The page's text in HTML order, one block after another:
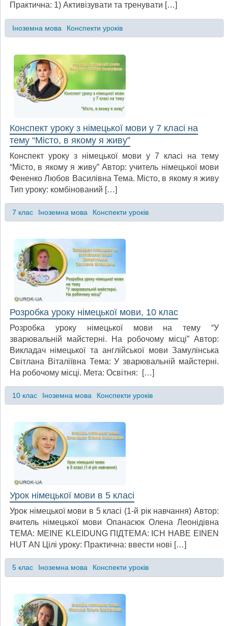
Практична: 1) Активізувати та тренувати […]
Іноземна мова Конспекти уроків
Конспект уроку з німецької мови у 7 класі на
тему “Місто, в якому я живу”
Конспект уроку з німецької мови у 7 класі на тему
“Місто, в якому я живу” Автор: учитель німецької мови
Фененко Любов Василівна Тема. Місто, в якому я живу
Тип уроку: комбінований […]
7 клас Іноземна мова Конспекти уроків
Розробка уроку німецької мови, 10 клас
Розробка уроку німецької мови на тему “У
зварювальній майстерні. На робочому місці” Автор:
Викладач німецької та англійської мови Замулінська
Світлана Віталіївна Тема: У зварювальній майстерні.
На робочому місці. Мета: Освітня: […]
10 клас Іноземна мова Конспекти уроків
Урок німецької мови в 5 класі
Урок німецької мови в 5 класі (1-й рік навчання) Автор:
вчитель німецької мови Опанасюк Олена Леонідівна
ТЕМА: MEINE KLEIDUNG ПІДТЕМА: ICH HABE EINEN
HUT AN Цілі уроку: Практична: ввести нові […]
5 клас Іноземна мова Конспекти уроків